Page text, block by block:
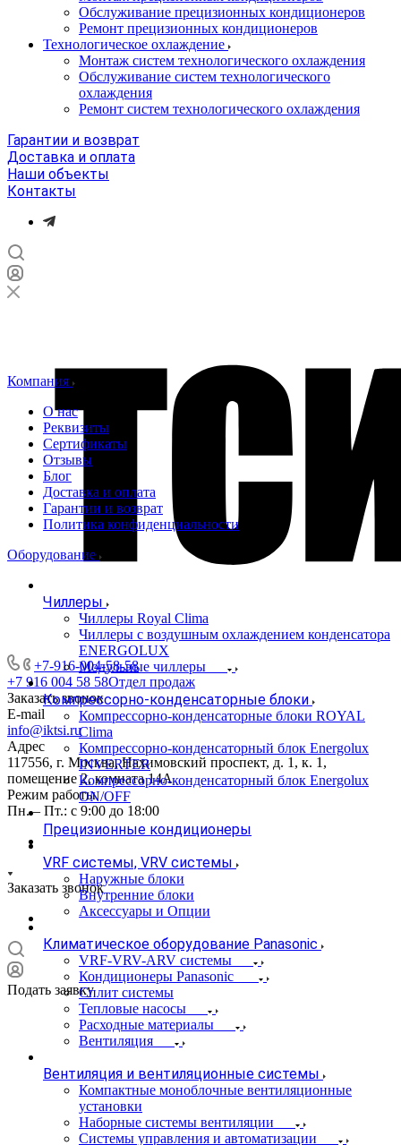
Обслуживание прецизионных кондиционеров
Ремонт прецизионных кондиционеров
Технологическое охлаждение
Монтаж систем технологического охлаждения
Обслуживание систем технологического
охлаждения
Ремонт систем технологического охлаждения
Гарантии и возврат
Доставка и оплата
Наши объекты
Контакты
+7-916-004-58-58
+7 916 004 58 58Отдел продаж
Заказать звонок
E-mail
info@iktsi.ru
Адрес
117556, г. Москва, Нахимовский проспект, д. 1, к. 1,
помещение 2, комната 14А
Режим работы
Пн. – Пт.: с 9:00 до 18:00
Заказать звонок
Подать заявку
Компания
О нас
Реквизиты
Сертификаты
Отзывы
Блог
Доставка и оплата
Гарантии и возврат
Политика конфиденциальности
Оборудование
Чиллеры
Чиллеры Royal Clima
Чиллеры с воздушным охлаждением конденсатора
ENERGOLUX
Модульные чиллеры
Компрессорно-конденсаторные блоки
Компрессорно-конденсаторные блоки ROYAL
Clima
Компрессорно-конденсаторный блок Energolux
INVERTER
Компрессорно-конденсаторный блок Energolux
ON/OFF
Прецизионные кондиционеры
VRF системы, VRV системы
Наружные блоки
Внутренние блоки
Аксессуары и Опции
Климатическое оборудование Panasonic
VRF-VRV-ARV системы
Кондиционеры Panasonic
Сплит системы
Тепловые насосы
Расходные материалы
Вентиляция
Вентиляция и вентиляционные системы
Компактные моноблочные вентиляционные
установки
Наборные системы вентиляции
Системы управления и автоматизации